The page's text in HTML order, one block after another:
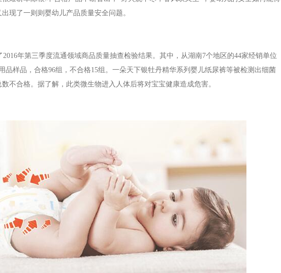
现了一则则婴幼儿产品质量安全问题。
年第三季度流通领域商品质量抽查检验结果。其中，从湖南7个地区的44家经销单位
品样品，合格96组，不合格15组。一朵天下银牡丹精华系列婴儿纸尿裤等被检测出细菌
不合格。据了解，此类微生物进入人体后将对宝宝健康造成危害。